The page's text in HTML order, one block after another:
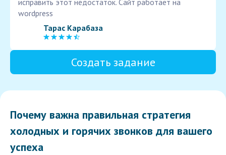
исправить этот недостаток. Сайт работает на
wordpress
Тарас Карабаза
Создать задание
Почему важна правильная стратегия
холодных и горячих звонков для вашего
успеха